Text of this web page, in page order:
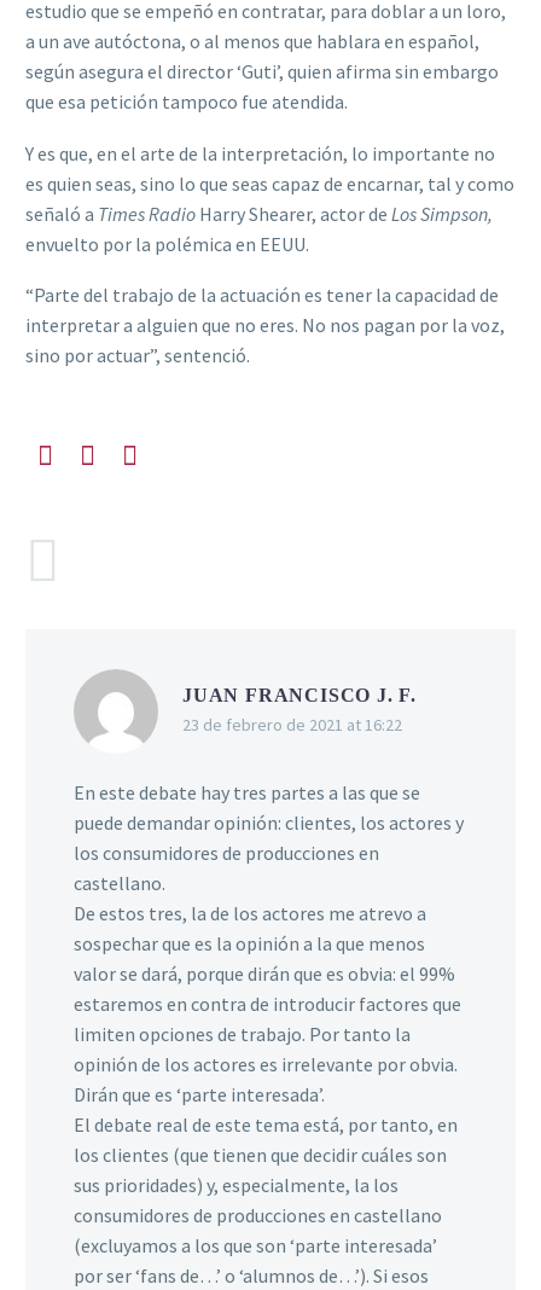
estudio que se empeñó en contratar, para doblar a un loro,
a un ave autóctona, o al menos que hablara en español,
según asegura el director ‘Guti’, quien afirma sin embargo
que esa petición tampoco fue atendida.
Y es que, en el arte de la interpretación, lo importante no
es quien seas, sino lo que seas capaz de encarnar, tal y como
señaló a Times Radio Harry Shearer, actor de Los Simpson,
envuelto por la polémica en EEUU.
“Parte del trabajo de la actuación es tener la capacidad de
interpretar a alguien que no eres. No nos pagan por la voz,
sino por actuar”, sentenció.
JUAN FRANCISCO J. F.
23 de febrero de 2021 at 16:22
En este debate hay tres partes a las que se
puede demandar opinión: clientes, los actores y
los consumidores de producciones en
castellano.
De estos tres, la de los actores me atrevo a
sospechar que es la opinión a la que menos
valor se dará, porque dirán que es obvia: el 99%
estaremos en contra de introducir factores que
limiten opciones de trabajo. Por tanto la
opinión de los actores es irrelevante por obvia.
Dirán que es ‘parte interesada’.
El debate real de este tema está, por tanto, en
los clientes (que tienen que decidir cuáles son
sus prioridades) y, especialmente, la los
consumidores de producciones en castellano
(excluyamos a los que son ‘parte interesada’
por ser ‘fans de…’ o ‘alumnos de…’). Si esos